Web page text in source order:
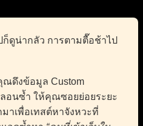
ก็ดูน่ากลัว การตามตื๊อช้าไป
ณดึงข้อมูล Custom
อนซ้ำ ให้คุณซอยย่อยระยะ
มาเพื่อเทสต์หาจังหวะที่